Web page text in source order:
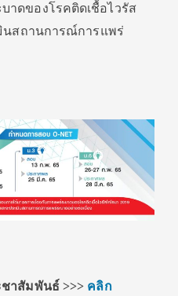
าดของโรคติดเชื้อไวรัส
นสถานการณ์การแพร่
ชาสัมพันธ์ >>> คลิก